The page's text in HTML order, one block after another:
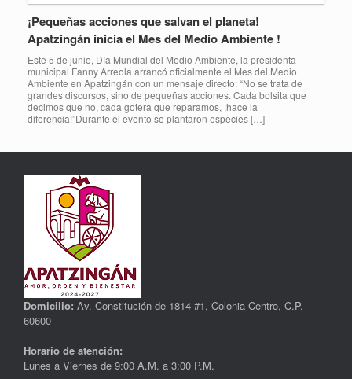
¡Pequeñas acciones que salvan el planeta!
Apatzingán inicia el Mes del Medio Ambiente !
Este 5 de junio, Día Mundial del Medio Ambiente, la presidenta
municipal Fanny Arreola arrancó oficialmente el Mes del Medio
Ambiente en Apatzingán con un mensaje directo: “No se trata de
grandes discursos, sino de pequeñas acciones. Cada bolsita que
decimos que no, cada gotera que reparamos, ¡hace la
diferencia!”Durante el evento se plantaron especies […]
Domicilio: Av. Constitución de 1814 #1, Colonia Centro, C.P.
60600
Horario de atención:
Lunes a Viernes de 9:00 A.M. a 3:00 P.M.